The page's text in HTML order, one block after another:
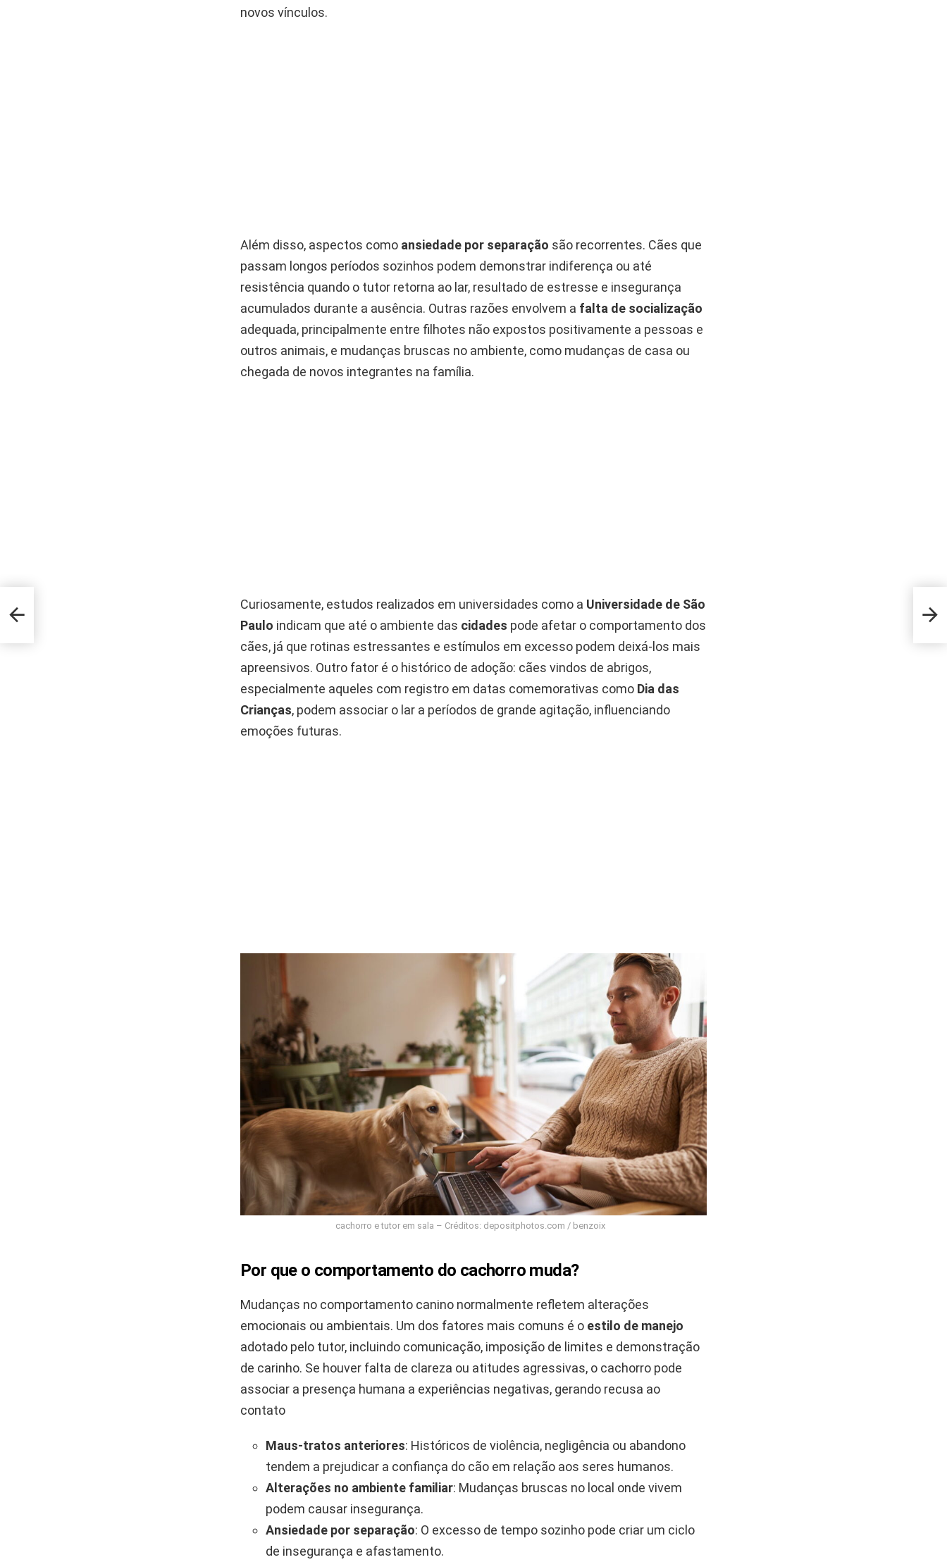
novos vínculos.
Além disso, aspectos como ansiedade por separação são recorrentes. Cães que
passam longos períodos sozinhos podem demonstrar indiferença ou até
resistência quando o tutor retorna ao lar, resultado de estresse e insegurança
acumulados durante a ausência. Outras razões envolvem a falta de socialização
adequada, principalmente entre filhotes não expostos positivamente a pessoas e
outros animais, e mudanças bruscas no ambiente, como mudanças de casa ou
chegada de novos integrantes na família.
Curiosamente, estudos realizados em universidades como a Universidade de São
Paulo indicam que até o ambiente das cidades pode afetar o comportamento dos
cães, já que rotinas estressantes e estímulos em excesso podem deixá-los mais
apreensivos. Outro fator é o histórico de adoção: cães vindos de abrigos,
especialmente aqueles com registro em datas comemorativas como Dia das
Crianças, podem associar o lar a períodos de grande agitação, influenciando
emoções futuras.
cachorro e tutor em sala – Créditos: depositphotos.com / benzoix
Por que o comportamento do cachorro muda?
Mudanças no comportamento canino normalmente refletem alterações
emocionais ou ambientais. Um dos fatores mais comuns é o estilo de manejo
adotado pelo tutor, incluindo comunicação, imposição de limites e demonstração
de carinho. Se houver falta de clareza ou atitudes agressivas, o cachorro pode
associar a presença humana a experiências negativas, gerando recusa ao
contato
Maus-tratos anteriores: Históricos de violência, negligência ou abandono
tendem a prejudicar a confiança do cão em relação aos seres humanos.
Alterações no ambiente familiar: Mudanças bruscas no local onde vivem
podem causar insegurança.
Ansiedade por separação: O excesso de tempo sozinho pode criar um ciclo
de insegurança e afastamento.
O